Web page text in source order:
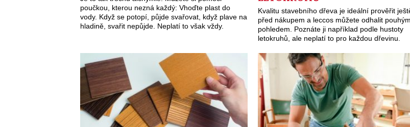
poučkou, kterou nezná každý: Vhoďte plast do
vody. Když se potopí, půjde svařovat, když plave na
hladině, svařit nepůjde. Neplatí to však vždy.
Kvalitu stavebního dřeva je ideální prověřit
před nákupem a leccos můžete odhalit pouhým
pohledem. Poznáte ji například podle hustoty
letokruhů, ale neplatí to pro každou dřevinu.